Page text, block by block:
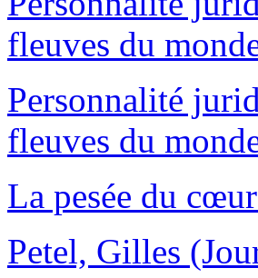
fleuves du
Personnalité
fleuves du
La pesée du
Petel, Gilles